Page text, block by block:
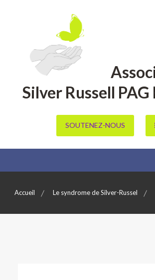
Silver Russell PAG
SOUTENEZ-NOUS
Accueil Le syndrome de Silver-Russel